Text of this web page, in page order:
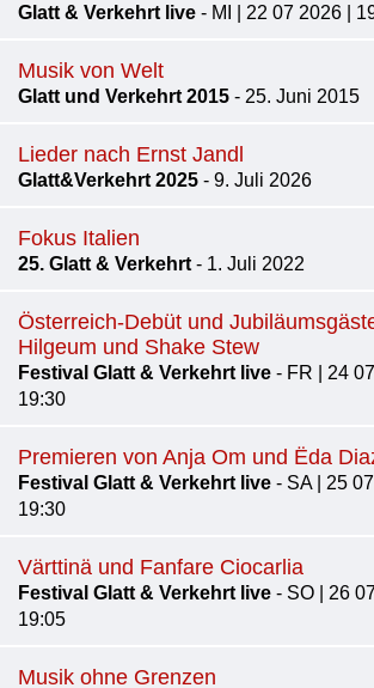
Glatt & Verkehrt live - MI | 22 07 2026 |
Musik von Welt
Glatt und Verkehrt 2015 - 25. Juni 2015
Lieder nach Ernst Jandl
Glatt&Verkehrt 2025 - 9. Juli 2026
Fokus Italien
25. Glatt & Verkehrt - 1. Juli 2022
Österreich-Debüt und
Hilgeum und Shake Stew
Festival Glatt & Verkehrt live - FR | 24 07
19:30
Premieren von Anja Om und Ëda
Festival Glatt & Verkehrt live - SA | 25 07
19:30
Värttinä und Fanfare Ciocarlia
Festival Glatt & Verkehrt live - SO | 26
19:05
Musik ohne Grenzen